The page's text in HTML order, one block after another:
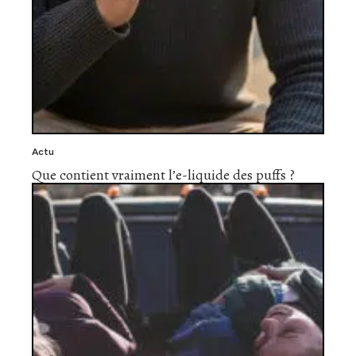
Actu
Que contient vraiment l’e-liquide des puffs ?